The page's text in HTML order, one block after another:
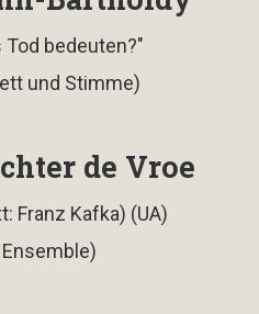
Tod bedeuten?"
und Stimme)
de Vroe
Franz Kafka) (UA)